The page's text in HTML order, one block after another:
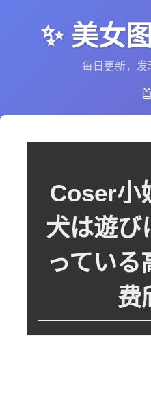
✨ 美女
每日更新，发
Coser小
犬は遊び
っている
费